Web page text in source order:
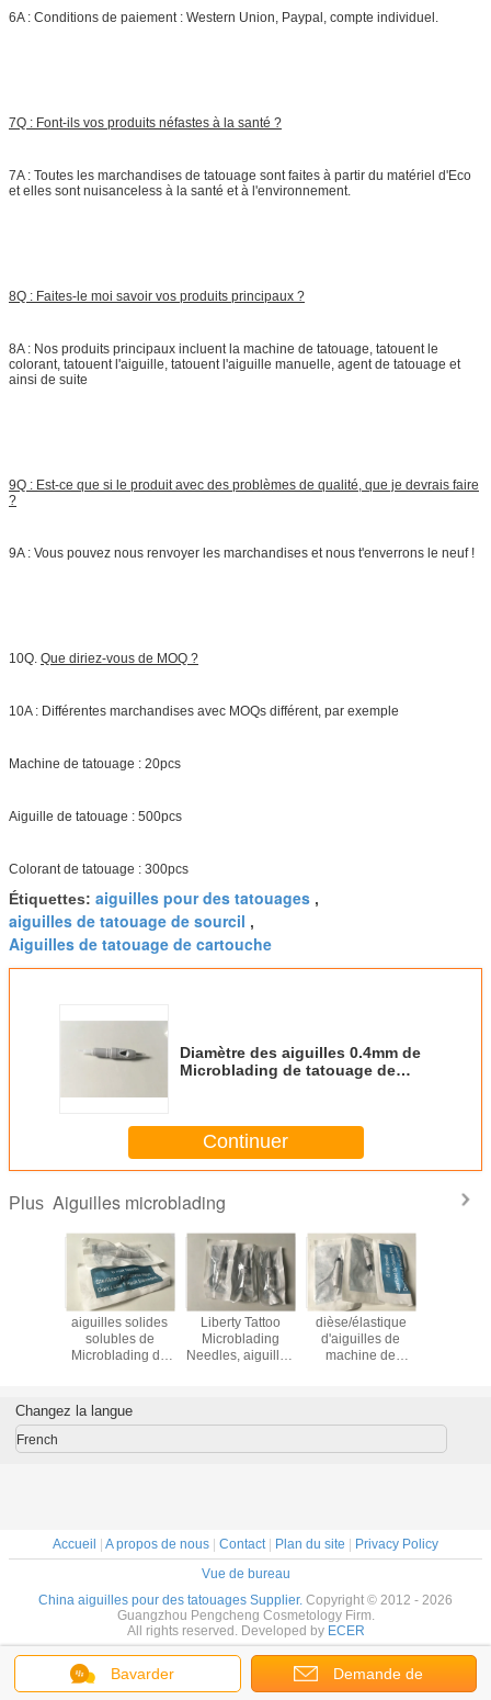
6A : Conditions de paiement : Western Union, Paypal, compte individuel.
7Q : Font-ils vos produits néfastes à la santé ?
7A : Toutes les marchandises de tatouage sont faites à partir du matériel d'Eco
et elles sont nuisanceless à la santé et à l'environnement.
8Q : Faites-le moi savoir vos produits principaux ?
8A : Nos produits principaux incluent la machine de tatouage, tatouent le
colorant, tatouent l'aiguille, tatouent l'aiguille manuelle, agent de tatouage et
ainsi de suite
9Q : Est-ce que si le produit avec des problèmes de qualité, que je devrais faire
?
9A : Vous pouvez nous renvoyer les marchandises et nous t'enverrons le neuf !
10Q. Que diriez-vous de MOQ ?
10A : Différentes marchandises avec MOQs différent, par exemple
Machine de tatouage : 20pcs
Aiguille de tatouage : 500pcs
Colorant de tatouage : 300pcs
Étiquettes: aiguilles pour des tatouages ,
aiguilles de tatouage de sourcil ,
Aiguilles de tatouage de cartouche
Diamètre des aiguilles 0.4mm de
Microblading de tatouage de
Continuer
Plus Aiguilles microblading
de
de
pour la
de
aiguilles solides
solubles de
Microblading de
l'équipement
permanent de
Liberty Tattoo
Microblading
Needles, aiguilles
dièse/élastique
d'aiguilles de
machine de
pour la beauté
Bavarder Demande de
Changez la langue
French
Accueil | A propos de nous | Contact| Plan du site | Privacy Policy
Vue de bureau
China aiguilles pour des tatouages Supplier. Copyright © 2012 - 2026
Guangzhou Pengcheng Cosmetology Firm.
All rights reserved. Developed by ECER